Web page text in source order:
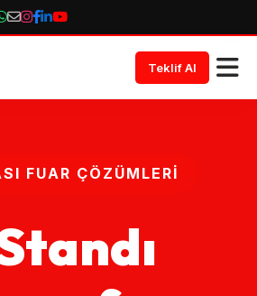
Teklif Al
FUAR ÇÖZÜMLERI